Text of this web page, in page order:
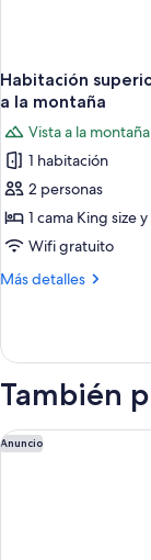
Habitación
a la montaña
Vista a la montaña
1 habitación
2 personas
1 cama King size
Wifi gratuito
Más detalles
Más
superior
doble
o
También
Anuncio
La Galinière Guest